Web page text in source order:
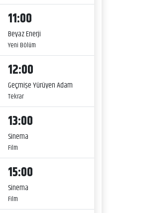
11:00
Beyaz Enerji
Yeni Bölüm
12:00
Geçmişe Yürüyen Adam
Tekrar
13:00
Sinema
Film
15:00
Sinema
Film